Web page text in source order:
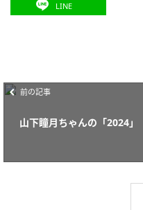
LINE
前の記事
山下瞳月ちゃんの「2024」